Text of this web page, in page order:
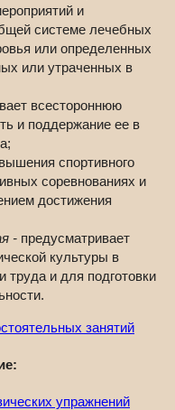
и
системе лечебных
или определенных
или утраченных в
всестороннюю
и поддержание ее в
спортивного
соревнованиях и
достижения
- предусматривает
культуры в
труда и для подготовки
занятий
упражнений